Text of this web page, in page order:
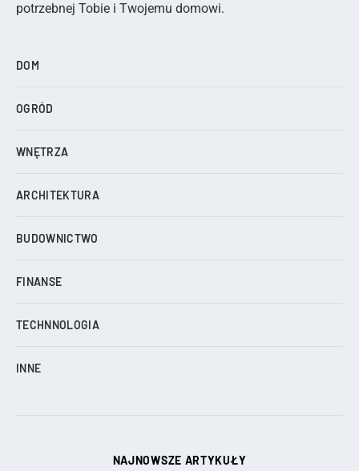
potrzebnej Tobie i Twojemu domowi.
DOM
OGRÓD
WNĘTRZA
ARCHITEKTURA
BUDOWNICTWO
FINANSE
TECHNNOLOGIA
INNE
NAJNOWSZE ARTYKUŁY